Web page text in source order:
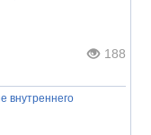
188
внутреннего